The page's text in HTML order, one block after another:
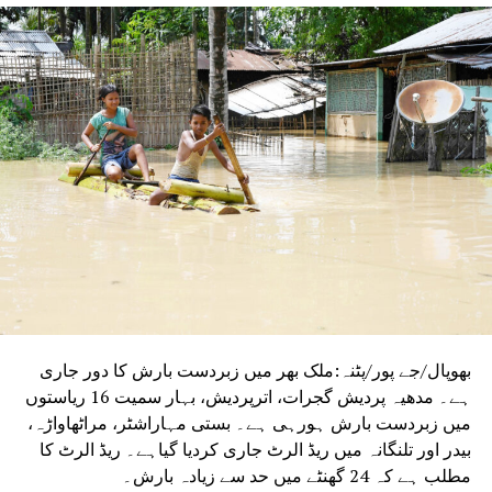
نوجوانوں کی موت ہوگئی تھی۔اس واقع کے بعد بن بھولپورہ
پولس نے 101/ مسلم مر د و خواتین کے خلاف تین مقدمات درج
کیئے تھے اور ان پر سخت قانون یو اے پی اے کا اطلاق بھی کیا
تھا۔
RELATED TOPICS:
HALDWANI VIOLENCE
JAMIAT ULEMA-E-HIND
MAULANA ARSHAD MADANI
UTTARAKHAND HIGH COURT
UP
پی ایم مودی نے 4نئی وندے بھارت ایکسپریس کودکھائی
جھنڈی
بھوپال/جے پور/پٹنہ:ملک بھر میں زبردست بارش کا دور جاری
ہے۔ مدھیہ پردیش گجرات، اترپردیش، بہار سمیت 16 ریاستوں
میں زبردست بارش ہورہی ہے۔ بستی مہاراشٹر، مراٹھاواڑہ،
بیدر اور تلنگانہ میں ریڈ الرٹ جاری کردیا گیاہے۔ ریڈ الرٹ کا
مطلب ہے کہ 24 گھنٹے میں حد سے زیادہ بارش۔